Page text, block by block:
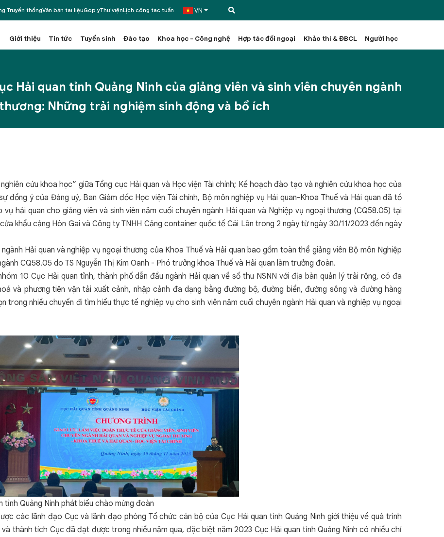
Truyền thốngVăn bản tài liệuGóp ýThư việnLịch công tác tuần VN
Giới thiệu Tin tức Tuyển sinh Đào tạo Khoa học - Công nghệ Hợp tác đối ngoại Khảo thí & ĐBCL Người học
Hải quan tỉnh Quảng Ninh của giảng viên và sinh viên chuyên ngành
Những trải nghiệm sinh động và bổ ích
cứu khoa học” giữa Tổng cục Hải quan và Học viện Tài chính; Kế hoạch đào tạo và nghiên cứu khoa học của
đồng ý của Đảng uỷ, Ban Giám đốc Học viện Tài chính, Bộ môn nghiệp vụ Hải quan-Khoa Thuế và Hải quan đã tổ
hải quan cho giảng viên và sinh viên năm cuối chuyên ngành Hải quan và Nghiệp vụ ngoại thương (CQ58.05) tại
khẩu cảng Hòn Gai và Công ty TNHH Cảng container quốc tế Cái Lân trong 2 ngày từ ngày 30/11/2023 đến ngày
Hải quan và nghiệp vụ ngoại thương của Khoa Thuế và Hải quan bao gồm toàn thể giảng viên Bộ môn Nghiệp
CQ58.05 do TS Nguyễn Thị Kim Oanh - Phó trưởng khoa Thuế và Hải quan làm trưởng đoàn.
10 Cục Hải quan tỉnh, thành phố dẫn đầu ngành Hải quan về số thu NSNN với địa bàn quản lý trải rộng, có đa
và phương tiện vận tải xuất cảnh, nhập cảnh đa dạng bằng đường bộ, đường biển, đường sông và đường hàng
trong nhiều chuyến đi tìm hiểu thực tế nghiệp vụ cho sinh viên năm cuối chuyên ngành Hải quan và nghiệp vụ ngoại
Quảng Ninh phát biểu chào mừng đoàn
các lãnh đạo Cục và lãnh đạo phòng Tổ chức cán bộ của Cục Hải quan tỉnh Quảng Ninh giới thiệu về quá trình
thành tích Cục đã đạt được trong nhiều năm qua, đặc biệt năm 2023 Cục Hải quan tỉnh Quảng Ninh có nhiều chỉ